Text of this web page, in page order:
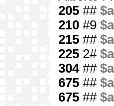
205 ## $a
210 #9 $a
215 ## $a
225 2# $a
304## $a
675 ## $a
675 ## $a